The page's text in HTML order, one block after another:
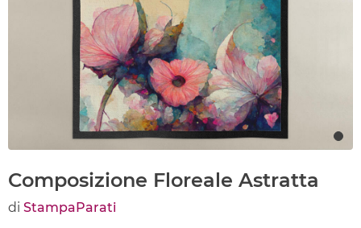
Composizione Floreale Astratta
di StampaParati